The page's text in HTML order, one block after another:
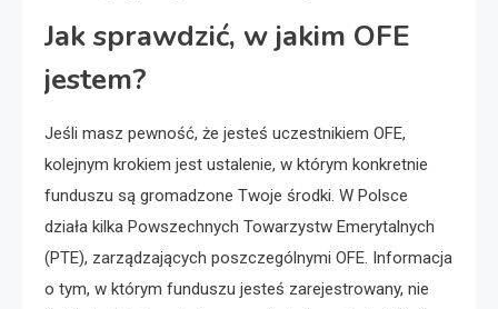
Jak sprawdzić, w jakim OFE
jestem?
Jeśli masz pewność, że jesteś uczestnikiem OFE,
kolejnym krokiem jest ustalenie, w którym konkretnie
funduszu są gromadzone Twoje środki. W Polsce
działa kilka Powszechnych Towarzystw Emerytalnych
(PTE), zarządzających poszczególnymi OFE. Informacja
o tym, w którym funduszu jesteś zarejestrowany, nie